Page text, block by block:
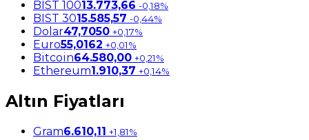
BIST 10013.773,66 -0,18%
BIST 3015.585,57 -0,44%
Dolar47,7050 +0,17%
Euro55,0162 +0,01%
Bitcoin64.580,00 +0,21%
Ethereum1.910,37 +0,14%
Altın Fiyatları
Gram6.610,11 +1,81%